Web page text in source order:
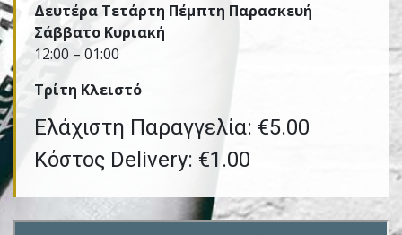
Δευτέρα Τετάρτη Πέμπτη Παρασκευή
Σάββατο Κυριακή
12:00 – 01:00
Τρίτη Kλειστό
Ελάχιστη Παραγγελία: €5.00
Κόστος Delivery: €1.00